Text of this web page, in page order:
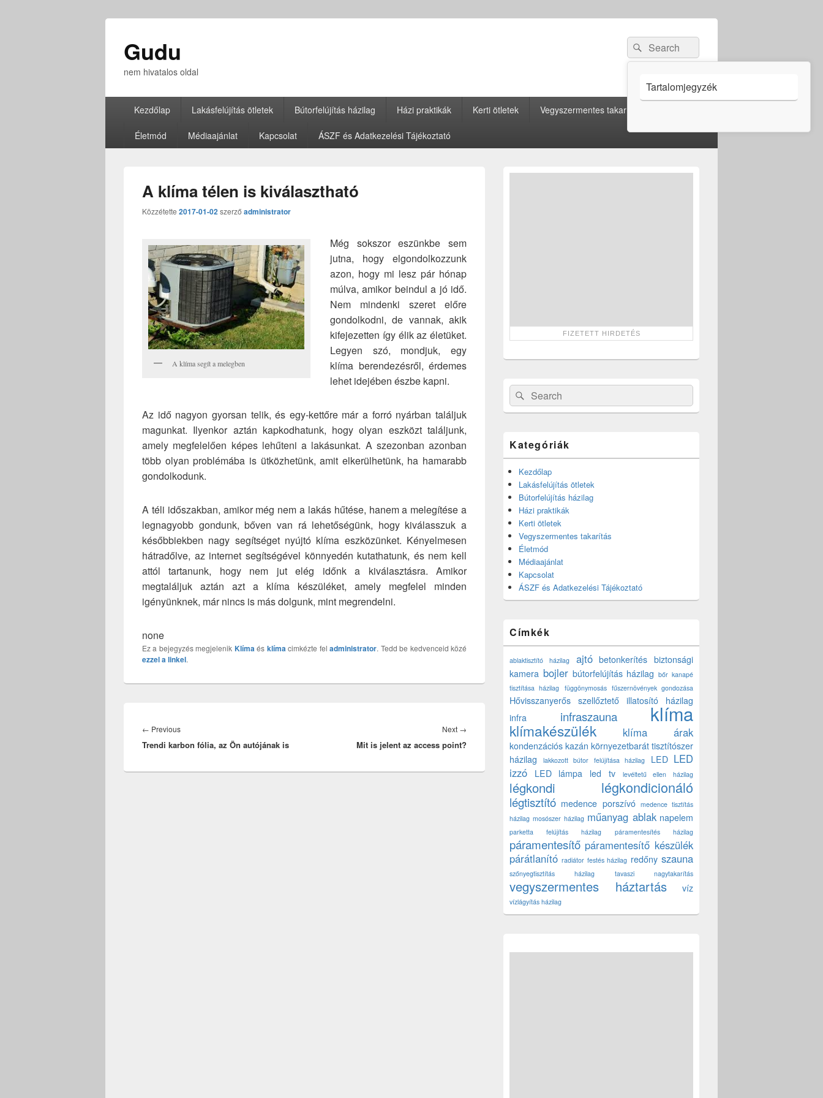
Gudu
nem hivatalos oldal
Search
for:
Search
Kezdőlap Lakásfelújítás ötletek Bútorfelújítás házilag Házi praktikák Kerti ötletek Vegyszermentes takarítás
Életmód Médiaajánlat Kapcsolat ÁSZF és Adatkezelési Tájékoztató
A klíma télen is kiválasztható
Közzétette 2017-01-02szerző administrator
A klíma segít a melegben
Még sokszor eszünkbe sem
jutna, hogy elgondolkozzunk
azon, hogy mi lesz pár hónap
múlva, amikor beindul a jó idő.
Nem mindenki szeret előre
gondolkodni, de vannak, akik
kifejezetten így élik az életüket.
Legyen szó, mondjuk, egy
klíma berendezésről, érdemes
lehet idejében észbe kapni.
Az idő nagyon gyorsan telik, és egy-kettőre már a forró nyárban találjuk
magunkat. Ilyenkor aztán kapkodhatunk, hogy olyan eszközt találjunk,
amely megfelelően képes lehűteni a lakásunkat. A szezonban azonban
több olyan problémába is ütközhetünk, amit elkerülhetünk, ha hamarabb
gondolkodunk.
A téli időszakban, amikor még nem a lakás hűtése, hanem a melegítése a
legnagyobb gondunk, bőven van rá lehetőségünk, hogy kiválasszuk a
későbbiekben nagy segítséget nyújtó klíma eszközünket. Kényelmesen
hátradőlve, az internet segítségével könnyedén kutathatunk, és nem kell
attól tartanunk, hogy nem jut elég időnk a kiválasztásra. Amikor
megtaláljuk aztán azt a klíma készüléket, amely megfelel minden
igényünknek, már nincs is más dolgunk, mint megrendelni.
none
Ez a bejegyzés megjelenik Klímaés klímacimkézte feladministrator. Tedd be kedvenceid közé
ezzel a linkel.
navigáció
← PreviousPrevious
post:
Trendi karbon fólia, az Ön autójának is
Next →
Mit is jelent az access point?
Primary
Search
for:
Search
Kategóriák
Kezdőlap
Lakásfelújítás ötletek
Bútorfelújítás házilag
Házi praktikák
Kerti ötletek
Vegyszermentes takarítás
Életmód
Médiaajánlat
Kapcsolat
ÁSZF és Adatkezelési Tájékoztató
Címkék
ablaktisztító házilag ajtó betonkerítés biztonsági
kamera bojler bútorfelújítás házilag bőr kanapé
tisztítása házilag függönymosás fűszernövények gondozása
Hővisszanyerős szellőztető illatosító házilag
infra
infraszauna klíma
klímakészülék klíma árak
kondenzációs kazán környezetbarát tisztítószer
házilag
lakkozott bútor felújítása házilag LED LED
izzó
LED lámpa led tv levéltetű ellen házilag
légkondi légkondicionáló
légtisztító medence porszívó medence tisztítás
házilag mosószer házilag műanyag ablak napelem
parketta felújítás házilag páramentesítés házilag
páramentesítő páramentesítő készülék
párátlanító radiátor festés házilag redőny szauna
szőnyegtisztítás házilag tavaszi nagytakarítás
vegyszermentes háztartás víz
vízlágyítás házilag
Tartalomjegyzék